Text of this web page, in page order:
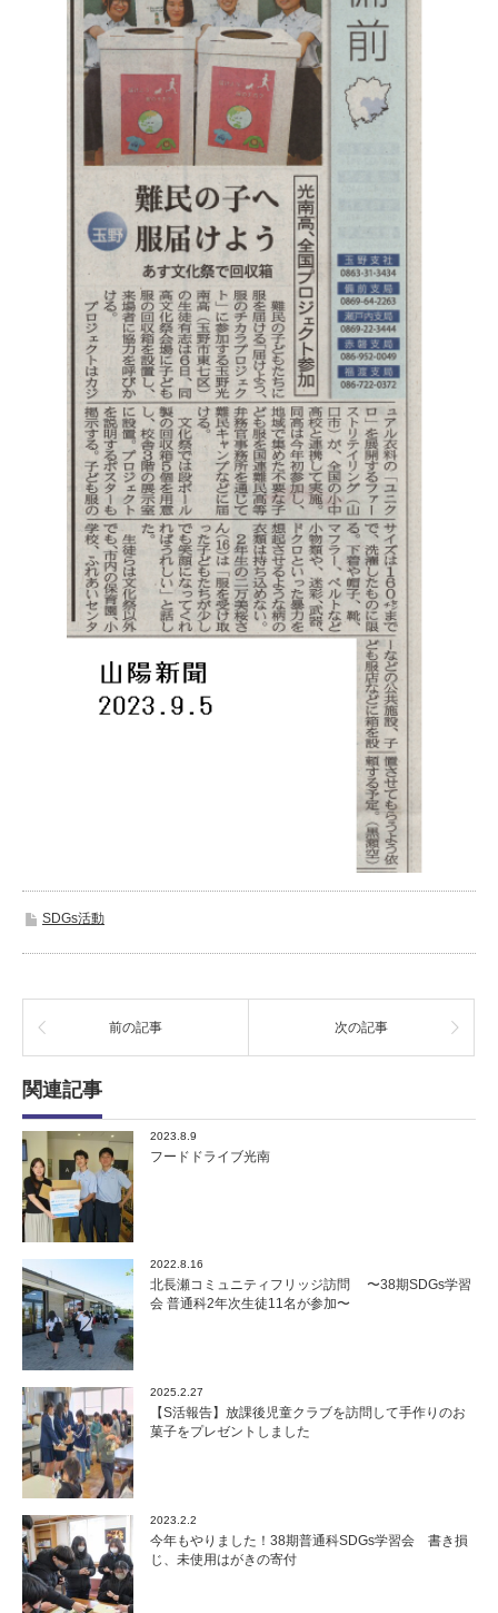
SDGs活動
前の記事 次の記事
関連記事
2023.8.9
フードドライブ光南
2022.8.16
北長瀬コミュニティフリッジ訪問 〜38期SDGs学習
会 普通科2年次生徒11名が参加〜
2025.2.27
【S活報告】放課後児童クラブを訪問して手作りのお
菓子をプレゼントしました
2023.2.2
今年もやりました！38期普通科SDGs学習会 書き損
じ、未使用はがきの寄付